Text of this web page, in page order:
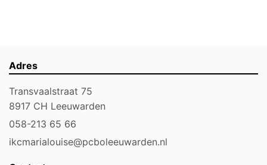
Adres
Transvaalstraat 75
8917 CH Leeuwarden
058-213 65 66
ikcmarialouise@pcboleeuwarden.nl